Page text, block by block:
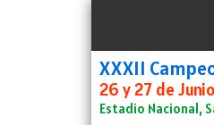
XXXII
26 y 27 de
Estadio Nacional,